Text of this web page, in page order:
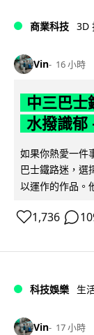
商業科技 3D
Vin 16 小時
中三巴士
水撥識郁
如果你熱愛一件
巴士鐵路迷，選
以運作的作品。
1,736
科技娛樂 生
Vin 17 小時